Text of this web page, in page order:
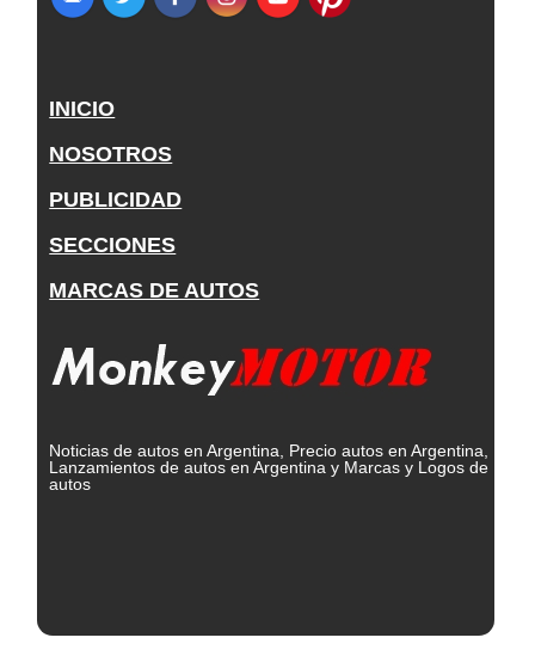
INICIO
NOSOTROS
PUBLICIDAD
SECCIONES
MARCAS DE AUTOS
Noticias de autos en Argentina, Precio autos en Argentina,
Lanzamientos de autos en Argentina y Marcas y Logos de
autos